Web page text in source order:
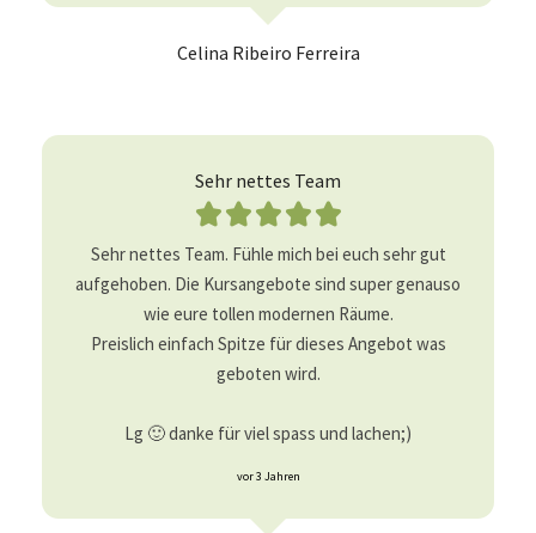
Celina Ribeiro Ferreira
Sehr nettes Team

Sehr nettes Team. Fühle mich bei euch sehr gut
aufgehoben. Die Kursangebote sind super genauso
wie eure tollen modernen Räume.
Preislich einfach Spitze für dieses Angebot was
geboten wird.
Lg 🙂 danke für viel spass und lachen;)
vor 3 Jahren